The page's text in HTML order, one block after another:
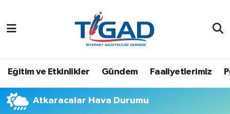
Eğitim ve Etkinlikler Gündem Faaliyetlerimiz
Atkaracalar Hava Durumu
Nöbetçi Eczaneler